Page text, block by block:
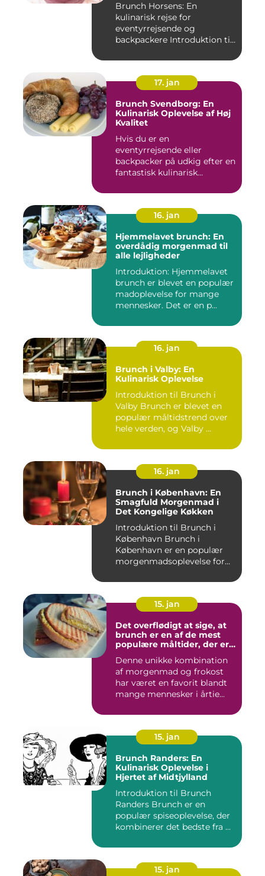
Brunch Horsens: En
kulinarisk rejse for
eventyrrejsende og
backpackere Introduktion til
17. jan
Brunch Svendborg: En
Kulinarisk Oplevelse af Høj
Kvalitet
Hvis du er en
eventyrrejsende eller
backpacker på udkig efter en
fantastisk kulinarisk
16. jan
Hjemmelavet brunch: En
overdådig morgenmad til
alle lejligheder
Introduktion: Hjemmelavet
brunch er blevet en populær
madoplevelse for mange
mennesker. Det er en p...
16. jan
Brunch i Valby: En
Kulinarisk Oplevelse
Introduktion til Brunch i
Valby Brunch er blevet en
populær måltidstrend over
hele verden, og Valby ...
16. jan
Brunch i København: En
Smagfuld Morgenmad i
Det Kongelige Køkken
Introduktion til Brunch i
København Brunch i
København er en populær
morgenmadsoplevelse for
15. jan
Det overflødigt at sige, at
brunch er en af de mest
populære måltider, der er
Denne unikke kombination
af morgenmad og frokost
har været en favorit blandt
mange mennesker i årtie...
15. jan
Brunch Randers: En
Kulinarisk Oplevelse i
Hjertet af Midtjylland
Introduktion til Brunch
Randers Brunch er en
populær spiseoplevelse, der
kombinerer det bedste fra ...
15. jan